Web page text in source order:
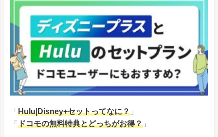
「 Hulu|Disney+セットってなに？ 」
「 ドコモの無料特典とどっちがお得？ 」